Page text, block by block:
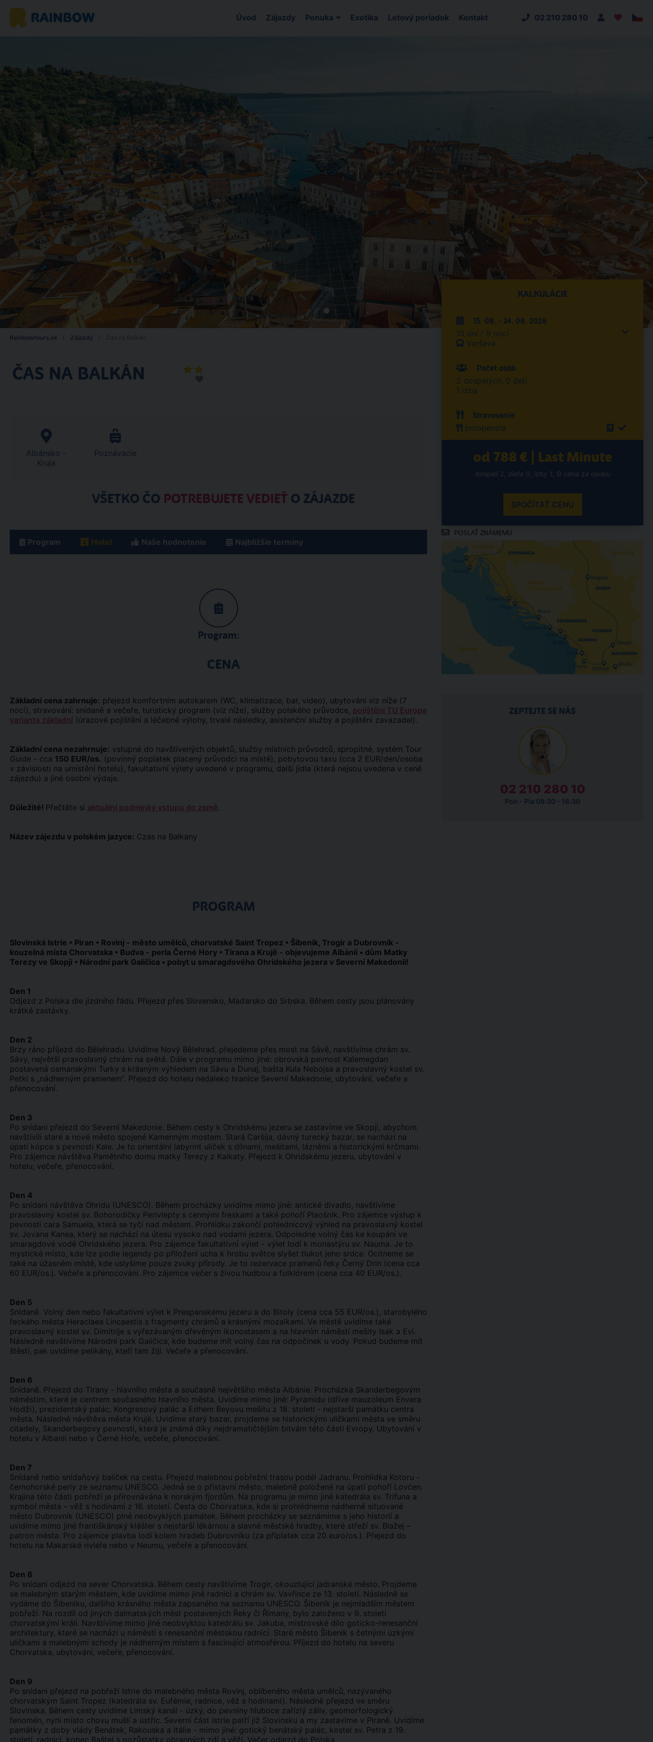
Úvod Zájazdy Ponuka Exotika Letový poriadok Kontakt 02 210 280 10
Rainbowtours.sk Zájazdy
ČAS NA BALKÁN
Albánsko -
Kruja
Poznávacie
VŠETKO ČO POTREBUJETE VEDIEŤ O ZÁJAZDE
Program Hotel Naše hodnotenie Najbližšie termíny
Program:
CENA
Základní cena zahrnuje: přejezd komfortním autokarem (WC, klimatizace, bar, video), ubytování viz níže (7
nocí), stravování: snídaně a večeře, turistický program (viz níže), služby polského průvodce, pojištění TU Europa
varianta základní (úrazové pojištění a léčebné výlohy, trvalé následky, asistenční služby a pojištění zavazadel).
Základní cena nezahrnuje: vstupné do navštívených objektů, služby místních průvodců, spropitné, systém Tour
Guide - cca 150 EUR/os. (povinný poplatek placený průvodci na místě), pobytovou taxu (cca 2 EUR/den/osoba
v závislosti na umístění hotelu), fakultativní výlety uvedené v programu, další jídla (která nejsou uvedena v ceně
zájezdu) a jiné osobní výdaje.
Důležité! Přečtěte si aktuální podmínky vstupu do země.
Název zájezdu v polském jazyce: Czas na Bałkany
PROGRAM
Slovinská Istrie • Piran • Rovinj - město umělců, chorvatské Saint Tropez • Šibenik, Trogir a Dubrovník -
kouzelná místa Chorvatska • Budva - perla Černé Hory • Tirana a Krujë - objevujeme Albánii • dům Matky
Terezy ve Skopji • Národní park Galičica • pobyt u smaragdového Ohridského jezera v Severní Makedonii!
Den 1
Odjezd z Polska dle jízdního řádu. Přejezd přes Slovensko, Maďarsko do Srbska. Během cesty jsou plánovány
krátké zastávky.
Den 2
Brzy ráno příjezd do Bělehradu. Uvidíme Nový Bělehrad, přejedeme přes most na Sávě, navštívíme chrám sv.
Sávy, největší pravoslavný chrám na světě. Dále v programu mimo jiné: obrovská pevnost Kalemegdan
postavená osmanskými Turky s krásným výhledem na Sávu a Dunaj, bašta Kula Nebojsa a pravoslavný kostel sv.
Petki s „nádherným pramenem“. Přejezd do hotelu nedaleko hranice Severní Makedonie, ubytování, večeře a
přenocování.
Den 3
Po snídani přejezd do Severní Makedonie. Během cesty k Ohridskému jezeru se zastavíme ve Skopji, abychom
navštívili staré a nové město spojené Kamenným mostem. Stará Caršija, dávný turecký bazar, se nachází na
úpatí kopce s pevností Kale. Je to orientální labyrint uliček s dílnami, mešitami, lázněmi a historickými krčmami.
Pro zájemce návštěva Pamětního domu matky Terezy z Kalkaty. Přejezd k Ohridskému jezeru, ubytování v
hotelu, večeře, přenocování.
Den 4
Po snídani návštěva Ohridu (UNESCO). Během procházky uvidíme mimo jiné: antické divadlo, navštívíme
pravoslavný kostel sv. Bohorodičky Perivlepty s cennými freskami a také pohoří Plaošnik. Pro zájemce výstup k
pevnosti cara Samuela, která se tyčí nad městem. Prohlídku zakončí pohlednicový výhled na pravoslavný kostel
sv. Jovana Kanea, který se nachází na útesu vysoko nad vodami jezera. Odpoledne volný čas ke koupání ve
smaragdové vodě Ohridského jezera. Pro zájemce fakultativní výlet - výlet lodí k monastýru sv. Nauma. Je to
mystické místo, kde lze podle legendy po přiložení ucha k hrobu světce slyšet tlukot jeho srdce. Ocitneme se
také na úžasném místě, kde uslyšíme pouze zvuky přírody. Je to rezervace pramenů řeky Černý Drin (cena cca
60 EUR/os.). Večeře a přenocování. Pro zájemce večer s živou hudbou a folklórem (cena cca 40 EUR/os.).
Den 5
Snídaně. Volný den nebo fakultativní výlet k Prespanskému jezeru a do Bitoly (cena cca 55 EUR/os.), starobylého
řeckého města Heraclaea Lincaestis s fragmenty chrámů a krásnými mozaikami. Ve městě uvidíme také
pravoslavný kostel sv. Dimitrije s vyřezávaným dřevěným ikonostasem a na hlavním náměstí mešity Isak a Evi.
Následně navštívíme Národní park Galičica, kde budeme mít volný čas na odpočinek u vody. Pokud budeme mít
štěstí, pak uvidíme pelikány, kteří tam žijí. Večeře a přenocování.
Den 6
Snídaně. Přejezd do Tirany - hlavního města a současně největšího města Albánie. Procházka Skanderbegovým
náměstím, které je centrem současného hlavního města. Uvidíme mimo jiné: Pyramidu (dříve mauzoleum Envera
Hodži), prezidentský palác, Kongresový palác a Edhem Beyovu mešitu z 18. století - nejstarší památku centra
města. Následně návštěva města Krujë. Uvidíme starý bazar, projdeme se historickými uličkami města ve směru
citadely, Skanderbegovy pevnosti, která je známá díky nejdramatičtějším bitvám této části Evropy. Ubytování v
hotelu v Albanii nebo v Černé Hoře, večeře, přenocování.
Den 7
Snídaně nebo snídaňový balíček na cestu. Přejezd malebnou pobřežní trasou podél Jadranu. Prohlídka Kotoru -
černohorské perly ze seznamu UNESCO. Jedná se o přístavní město, malebně položené na úpatí pohoří Lovćen.
Krajina této části pobřeží je přirovnávána k norským fjordům. Na programu je mimo jiné katedrála sv. Trifuna a
symbol města – věž s hodinami z 16. století. Cesta do Chorvatska, kde si prohlédneme nádherně situované
město Dubrovník (UNESCO) plné neobvyklých památek. Během procházky se seznámíme s jeho historií a
uvidíme mimo jiné františkánský klášter s nejstarší lékárnou a slavné městské hradby, které střeží sv. Blažej –
patron města. Pro zájemce plavba lodí kolem hradeb Dubrovníku (za příplatek cca 20 euro/os.). Přejezd do
hotelu na Makarské riviéře nebo v Neumu, večeře a přenocování.
Den 8
Po snídani odjezd na sever Chorvatska. Během cesty navštívíme Trogir, okouzlující jadranské město. Projdeme
se malebným starým městem, kde uvidíme mimo jiné radnici a chrám sv. Vavřince ze 13. století. Následně se
vydáme do Šibeniku, dalšího krásného města zapsaného na seznamu UNESCO. Šibenik je nejmladším městem
pobřeží. Na rozdíl od jiných dalmatských měst postavených Řeky či Římany, bylo založeno v 9. století
chorvatskými králi. Navštívíme mimo jiné neobvyklou katedrálu sv. Jakuba, mistrovské dílo goticko-renesanční
architektury, které se nachází u náměstí s renesanční městskou radnicí. Staré město Šibenik s četnými úzkými
uličkami a malebnými schody je nádherným místem s fascinující atmosférou. Příjezd do hotelu na severu
Chorvatska, ubytování, večeře, přenocování.
Den 9
Po snídani přejezd na pobřeží Istrie do malebného města Rovinj, oblíbeného města umělců, nazývaného
chorvatským Saint Tropez (katedrála sv. Eufémie, radnice, věž s hodinami). Následně přejezd ve směru
Slovinska. Během cesty uvidíme Limský kanál - úzký, do pevniny hluboce zařízlý záliv, geomorfologický
fenomén, nyní místo chovu mušlí a ústřic. Severní část Istrie patří již Slovinsku a my zastavíme v Piraně. Uvidíme
památky z doby vlády Benátek, Rakouska a Itálie - mimo jiné: gotický benátský palác, kostel sv. Petra z 19.
století, radnici, kopec Raštel s pozůstatky obranných zdí a věží. Večer odjezd do Polska.
KALKULÁCIE
15. 08. - 24. 08. 2026
10 dní / 9 nocí
Varšava
Počet osôb
2 dospelých, 0 detí
1 izba
Stravovanie
polopenzia
od 788 € | Last Minute
dospelí 2, dieťa 0, izby 1, Ø cena za osobu
SPOČÍTAŤ CENU
POSLAŤ ZNÁMEMU
ZEPTEJTE SE NÁS
02 210 280 10
Pon - Pia 08:30 - 16:30